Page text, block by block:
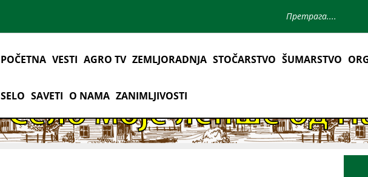
POČETNA VESTI AGRO TV ZEMLJORADNJA STOČARSTVO ŠUMARSTVO
SELO SAVETI O NAMA ZANIMLJIVOSTI